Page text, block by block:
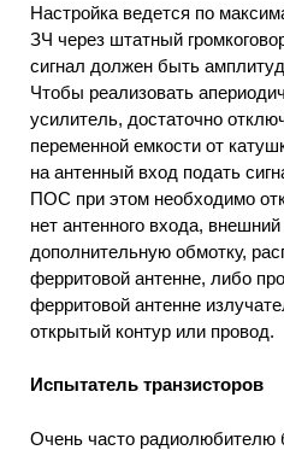
Настройка ведется по
ЗЧ через штатный
сигнал должен быть
Чтобы реализовать
усилитель, достаточно
переменной емкости от
на антенный вход подать
ПОС при этом необходимо
нет антенного входа,
дополнительную обмотку,
ферритовой антенне, либо
ферритовой антенне
открытый контур или провод.
Испытатель транзисторов
Очень часто радиолюбителю